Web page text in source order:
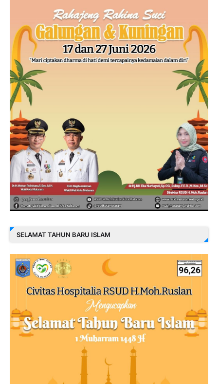
SELAMAT TAHUN BARU ISLAM